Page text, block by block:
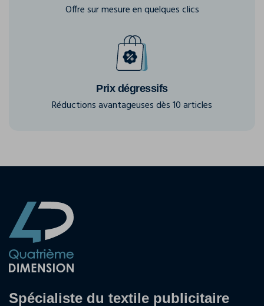
Offre sur mesure en quelques clics
Prix dégressifs
Réductions avantageuses dès 10 articles
Spécialiste du textile publicitaire